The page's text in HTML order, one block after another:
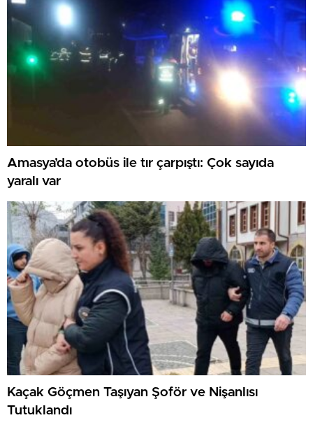
Amasya’da otobüs ile tır çarpıştı: Çok sayıda
yaralı var
Kaçak Göçmen Taşıyan Şoför ve Nişanlısı
Tutuklandı